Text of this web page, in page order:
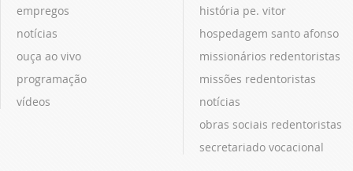
empregos
notícias
ouça ao vivo
programação
vídeos
história pe. vitor
hospedagem santo afonso
missionários redentoristas
missões redentoristas
notícias
obras sociais redentoristas
secretariado vocacional